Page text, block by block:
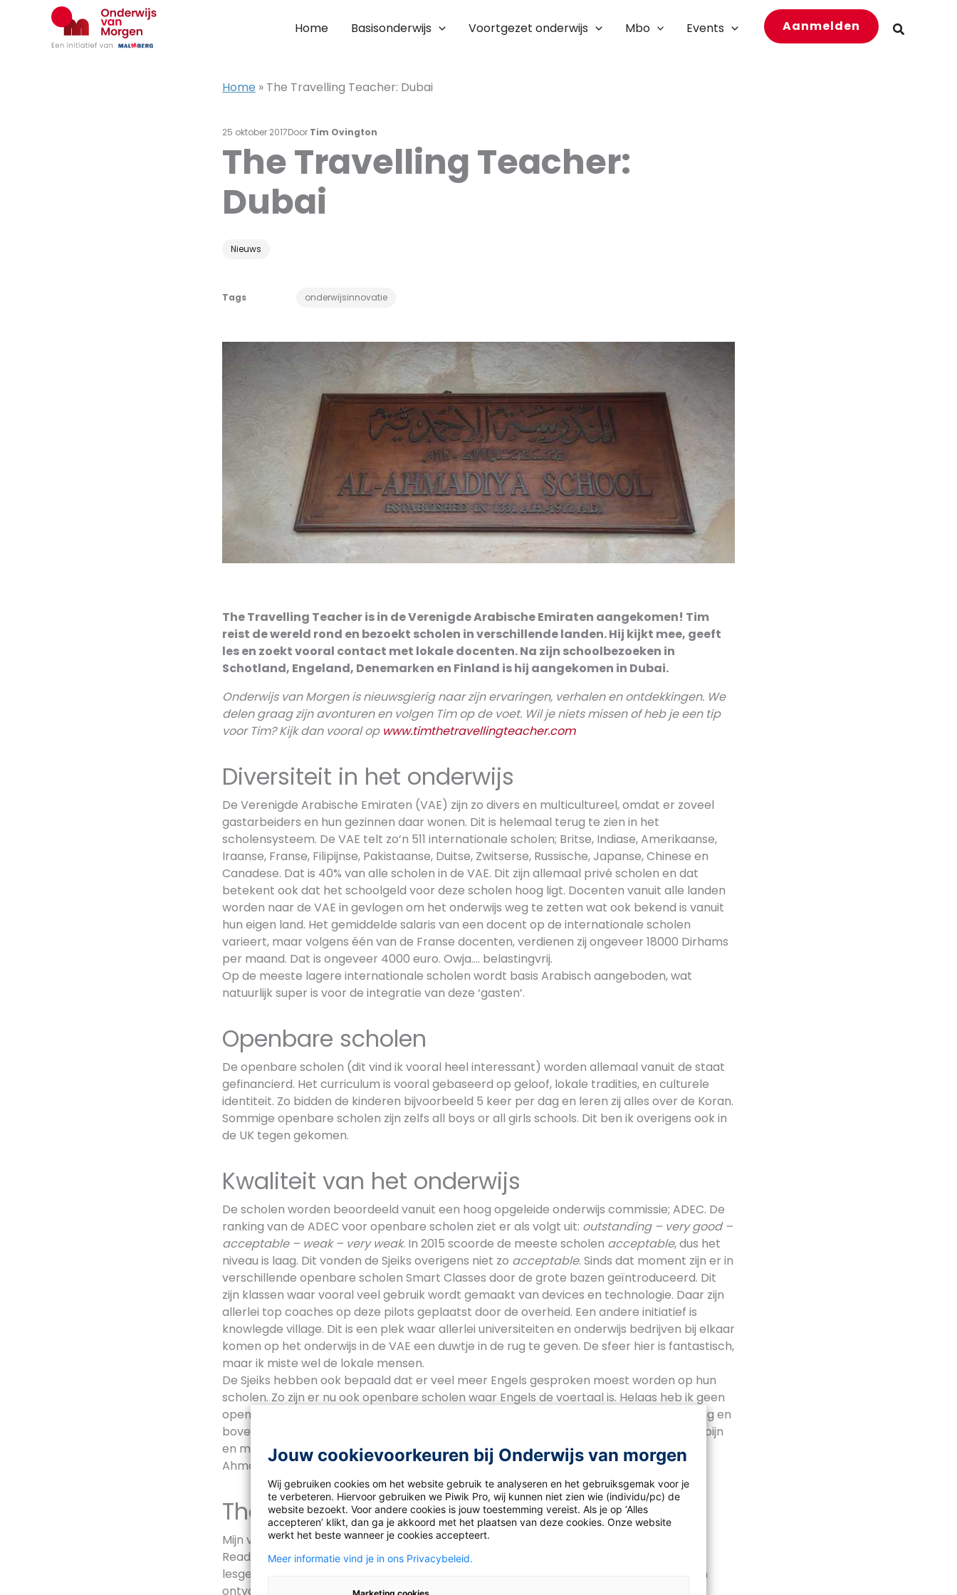
Home Basisonderwijs Voortgezet onderwijs Mbo Events Aanmelden Zoeken
Home » The Travelling Teacher: Dubai
25 oktober 2017Door Tim Ovington
Nieuws
Tags onderwijsinnovatie
The Travelling Teacher:
Dubai
The Travelling Teacher is in de Verenigde Arabische Emiraten aangekomen! Tim
reist de wereld rond en bezoekt scholen in verschillende landen. Hij kijkt mee, geeft
les en zoekt vooral contact met lokale docenten. Na zijn schoolbezoeken in
Schotland, Engeland, Denemarken en Finland is hij aangekomen in Dubai.
Onderwijs van Morgen is nieuwsgierig naar zijn ervaringen, verhalen en ontdekkingen. We
delen graag zijn avonturen en volgen Tim op de voet. Wil je niets missen of heb je een tip
voor Tim? Kijk dan vooral op www.timthetravellingteacher.com
Diversiteit in het onderwijs
De Verenigde Arabische Emiraten (VAE) zijn zo divers en multicultureel, omdat er zoveel
gastarbeiders en hun gezinnen daar wonen. Dit is helemaal terug te zien in het
scholensysteem. De VAE telt zo’n 511 internationale scholen; Britse, Indiase, Amerikaanse,
Iraanse, Franse, Filipijnse, Pakistaanse, Duitse, Zwitserse, Russische, Japanse, Chinese en
Canadese. Dat is 40% van alle scholen in de VAE. Dit zijn allemaal privé scholen en dat
betekent ook dat het schoolgeld voor deze scholen hoog ligt. Docenten vanuit alle landen
worden naar de VAE in gevlogen om het onderwijs weg te zetten wat ook bekend is vanuit
hun eigen land. Het gemiddelde salaris van een docent op de internationale scholen
varieert, maar volgens één van de Franse docenten, verdienen zij ongeveer 18000 Dirhams
per maand. Dat is ongeveer 4000 euro. Owja…. belastingvrij.
Op de meeste lagere internationale scholen wordt basis Arabisch aangeboden, wat
natuurlijk super is voor de integratie van deze ‘gasten’.
Openbare scholen
De openbare scholen (dit vind ik vooral heel interessant) worden allemaal vanuit de staat
gefinancierd. Het curriculum is vooral gebaseerd op geloof, lokale tradities, en culturele
identiteit. Zo bidden de kinderen bijvoorbeeld 5 keer per dag en leren zij alles over de Koran.
Sommige openbare scholen zijn zelfs all boys or all girls schools. Dit ben ik overigens ook in
de UK tegen gekomen.
Kwaliteit van het onderwijs
De scholen worden beoordeeld vanuit een hoog opgeleide onderwijs commissie; ADEC. De
ranking van de ADEC voor openbare scholen ziet er als volgt uit: outstanding – very good –
acceptable – weak – very weak. In 2015 scoorde de meeste scholen acceptable, dus het
niveau is laag. Dit vonden de Sjeiks overigens niet zo acceptable. Sinds dat moment zijn er in
verschillende openbare scholen Smart Classes door de grote bazen geïntroduceerd. Dit
zijn klassen waar vooral veel gebruik wordt gemaakt van devices en technologie. Daar zijn
allerlei top coaches op deze pilots geplaatst door de overheid. Een andere initiatief is
knowlegde village. Dit is een plek waar allerlei universiteiten en onderwijs bedrijven bij elkaar
komen op het onderwijs in de VAE een duwtje in de rug te geven. De sfeer hier is fantastisch,
maar ik miste wel de lokale mensen.
De Sjeiks hebben ook bepaald dat er veel meer Engels gesproken moest worden op hun
scholen. Zo zijn er nu ook openbare scholen waar Engels de voertaal is. Helaas heb ik geen
openbare scholen kunnen bezoeken. Daar zijn de regels over gastdocenten zeer streng en
bovendien had ik het gevoel dat de scholen mijn project niet helemaal begrepen. Met pijn
en moeite mocht ik een foto maken van de buitenkant van één van de scholen; Al
Ahmadiya school situated in the Creek. Zie foto’s op de website van Tim.
The Travelling Teacher: nieuwe uitdagingen
Mijn volgende bestemming is Zuid Afrika. Hier ga ik 4 weken werken voor de stichting
Ready4life in The windy city; Port Elizabeth. Eindelijk weer wat actie en eindelijk weer
lesgeven! I’ve been looking forward to this one… Daarnaast heb ik nieuwe uitnodigingen
ontvangen uit Amerika, Costa Rica en India. What an honour!
Jouw cookievoorkeuren bij Onderwijs van morgen
Wij gebruiken cookies om het website gebruik te analyseren en het gebruiksgemak voor je
te verbeteren. Hiervoor gebruiken we Piwik Pro, wij kunnen niet zien wie (individu/pc) de
website bezoekt. Voor andere cookies is jouw toestemming vereist. Als je op ‘Alles
accepteren’ klikt, dan ga je akkoord met het plaatsen van deze cookies. Onze website
werkt het beste wanneer je cookies accepteert.
Meer informatie vind je in ons Privacybeleid.
Marketing cookies